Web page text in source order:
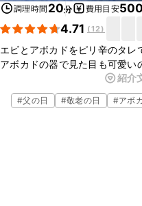
調理時間 20分 費用目安500
4.71 (12)
エビとアボカドをピリ辛のタレ
アボカドの器で見た目も可愛い
よ。お酒との相性もぴったり
みてくださいね。
紹介
#父の日 #敬老の日 #アボ